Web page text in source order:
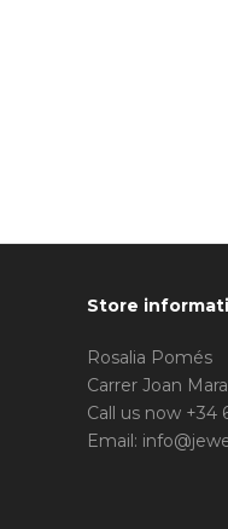
Store
Rosalia Pomés
Carrer Joan
Call us now +34
Email: